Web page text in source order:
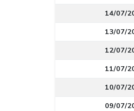
14/07/
13/07/
12/07/
11/07/
10/07/
09/07/